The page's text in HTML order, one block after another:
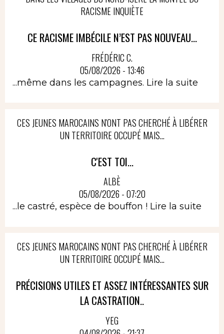
RACISME INQUIÈTE
CE RACISME IMBÉCILE N’EST PAS NOUVEAU...
FRÉDÉRIC C.
05/08/2026 - 13:46
...même dans les campagnes. Lire la suite
CES JEUNES MAROCAINS N'ONT PAS CHERCHÉ À LIBÉRER
UN TERRITOIRE OCCUPÉ MAIS...
C'EST TOI...
ALBÈ
05/08/2026 - 07:20
...le castré, espèce de bouffon ! Lire la suite
CES JEUNES MAROCAINS N'ONT PAS CHERCHÉ À LIBÉRER
UN TERRITOIRE OCCUPÉ MAIS...
PRÉCISIONS UTILES ET ASSEZ INTÉRESSANTES SUR
LA CASTRATION..
YEG